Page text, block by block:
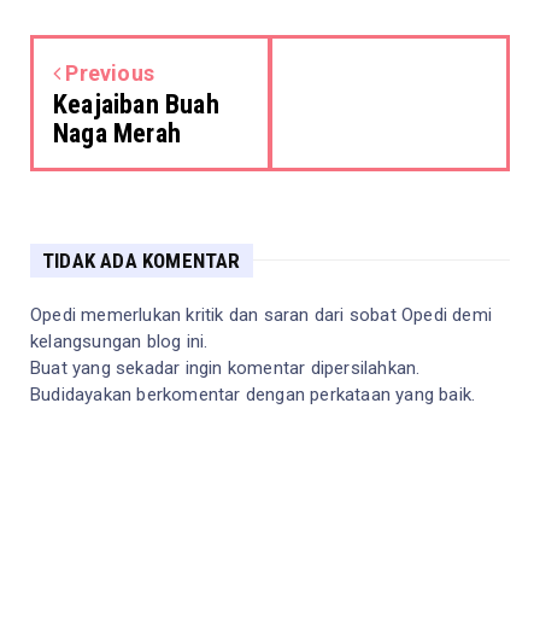
Previous
Keajaiban Buah
Naga Merah
TIDAK ADA KOMENTAR
Opedi memerlukan kritik dan saran dari sobat Opedi demi
kelangsungan blog ini.
Buat yang sekadar ingin komentar dipersilahkan.
Budidayakan berkomentar dengan perkataan yang baik.